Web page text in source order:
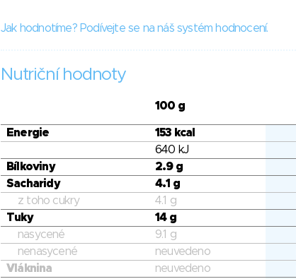
Jak hodnotíme? Podívejte se na náš systém hodnocení.
Nutriční hodnoty
100 g
Energie 153 kcal
640 kJ
Bílkoviny
2.9 g
Sacharidy
4.1 g
z toho cukry
4.1 g
Tuky
14 g
nasycené
9.1 g
nenasycené
neuvedeno
Vláknina
neuvedeno